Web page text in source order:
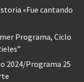
«Fue cantando
Programa, Ciclo
2024/Programa 25